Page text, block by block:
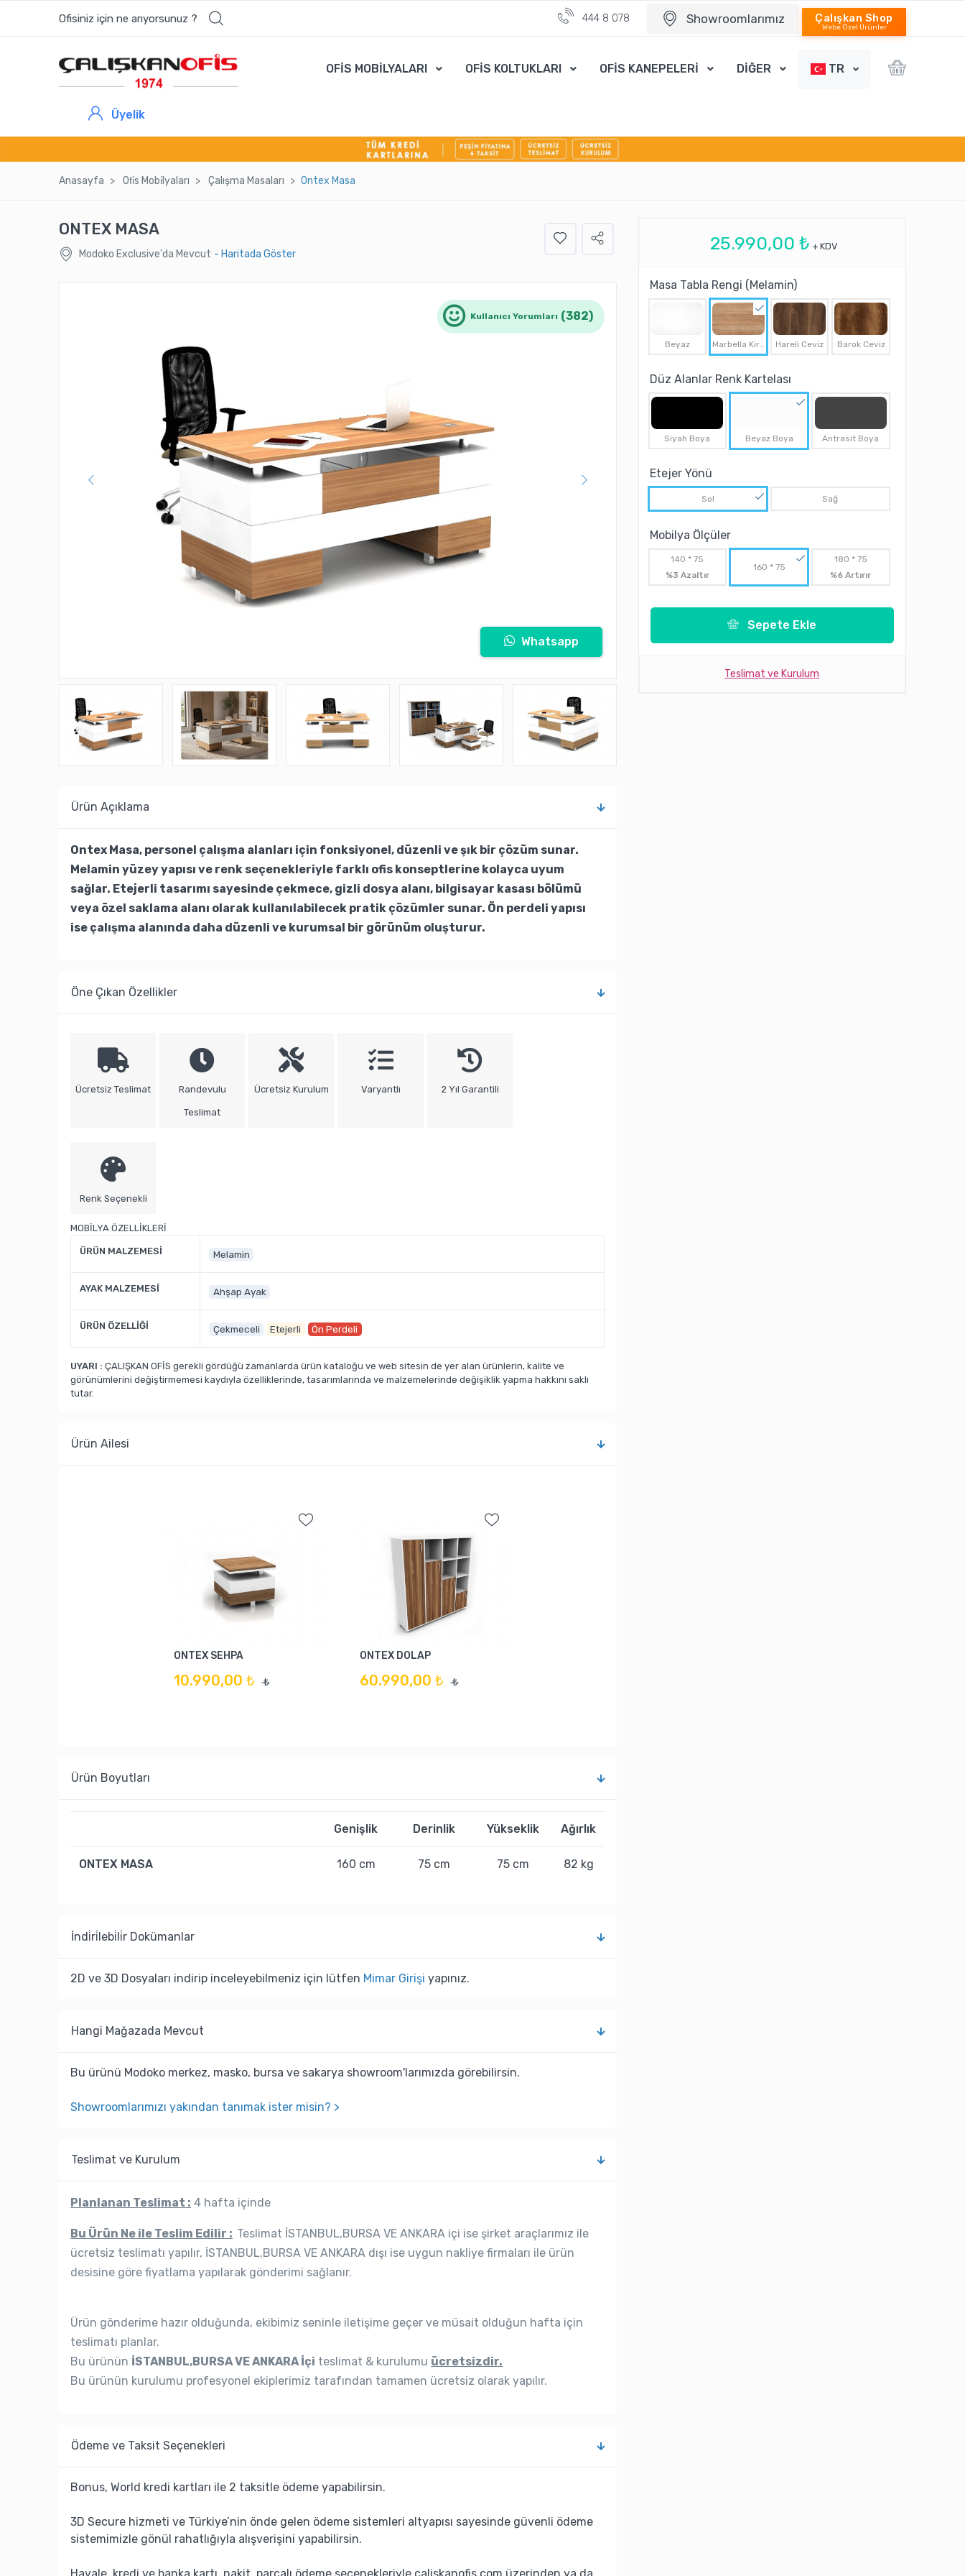
Ofisiniz için ne arıyorsunuz ? 444 8 078 Showroomlarımız Çalışkan Shop
Webe Özel Ürünler
OFİS MOBİLYALARI OFİS KOLTUKLARI OFİS KANEPELERİ DİĞER TR
Üyelik
Anasayfa Ofi̇s Mobi̇lyaları Çalışma Masaları Ontex Masa
ONTEX MASA
Modoko Exclusive'da Mevcut - Haritada Göster
Kullanıcı Yorumları (382)
Whatsapp
Ürün Açıklama
Ontex Masa, personel çalışma alanları için fonksiyonel, düzenli ve şık bir çözüm sunar.
Melamin yüzey yapısı ve renk seçenekleriyle farklı ofis konseptlerine kolayca uyum
sağlar. Etejerli tasarımı sayesinde çekmece, gizli dosya alanı, bilgisayar kasası bölümü
veya özel saklama alanı olarak kullanılabilecek pratik çözümler sunar. Ön perdeli yapısı
ise çalışma alanında daha düzenli ve kurumsal bir görünüm oluşturur.
Öne Çıkan Özellikler
Ücretsiz Teslimat Randevulu
Teslimat
Ücretsiz Kurulum Varyantlı 2 Yıl Garantili
Renk Seçenekli
MOBİLYA ÖZELLİKLERİ
ÜRÜN MALZEMESİ Melamin
AYAK MALZEMESİ Ahşap Ayak
ÜRÜN ÖZELLİĞİ Çekmeceli Etejerli Ön Perdeli
UYARI : ÇALIŞKAN OFİS gerekli gördüğü zamanlarda ürün kataloğu ve web sitesin de yer alan ürünlerin, kalite ve
görünümlerini değiştirmemesi kaydıyla özelliklerinde, tasarımlarında ve malzemelerinde değişiklik yapma hakkını saklı
tutar.
Ürün Ailesi
ONTEX SEHPA
10.990,00 ₺ ₺
ONTEX DOLAP
60.990,00 ₺ ₺
Ürün Boyutları
Genişlik Derinlik Yükseklik Ağırlık
ONTEX MASA 160 cm 75 cm 75 cm 82 kg
İndi̇ri̇lebi̇li̇r Dokümanlar
2D ve 3D Dosyaları indirip inceleyebilmeniz için lütfen Mimar Girişi yapınız.
Hangi Mağazada Mevcut
Bu ürünü Modoko merkez, masko, bursa ve sakarya showroom'larımızda görebilirsin.
Showroomlarımızı yakından tanımak ister misin? >
Teslimat ve Kurulum
Planlanan Teslimat : 4 hafta içinde
Bu Ürün Ne ile Teslim Edilir : Teslimat İSTANBUL,BURSA VE ANKARA içi ise şirket araçlarımız ile
ücretsiz teslimatı yapılır, İSTANBUL,BURSA VE ANKARA dışı ise uygun nakliye firmaları ile ürün
desisine göre fiyatlama yapılarak gönderimi sağlanır.
Ürün gönderime hazır olduğunda, ekibimiz seninle iletişime geçer ve müsait olduğun hafta için
teslimatı planlar.
Bu ürünün İSTANBUL,BURSA VE ANKARA İçi teslimat & kurulumu ücretsizdir.
Bu ürünün kurulumu profesyonel ekiplerimiz tarafından tamamen ücretsiz olarak yapılır.
Ödeme ve Taksit Seçenekleri
Bonus, World kredi kartları ile 2 taksitle ödeme yapabilirsin.
3D Secure hizmeti ve Türkiye’nin önde gelen ödeme sistemleri altyapısı sayesinde güvenli ödeme
sistemimizle gönül rahatlığıyla alışverişini yapabilirsin.
Havale, kredi ve banka kartı, nakit, parçalı ödeme seçenekleriyle caliskanofis.com üzerinden ya da
25.990,00 ₺ + KDV
Masa Tabla Rengi (Melamin)
Beyaz Marbella Kirazı Hareli Ceviz Barok Ceviz
Düz Alanlar Renk Kartelası
Siyah Boya Beyaz Boya Antrasit Boya
Etejer Yönü
Sol Sağ
Mobilya Ölçüler
140 * 75
%3 Azaltır
160 * 75
180 * 75
%6 Artırır
Sepete Ekle
Teslimat ve Kurulum